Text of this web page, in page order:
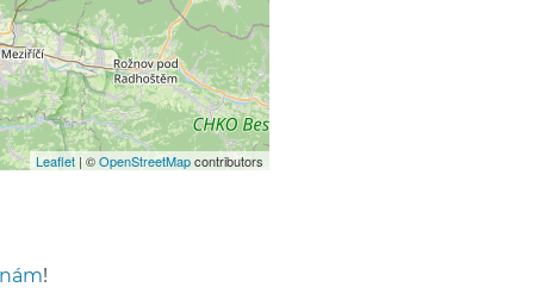
Leaflet | ©OpenStreetMapcontributors
!